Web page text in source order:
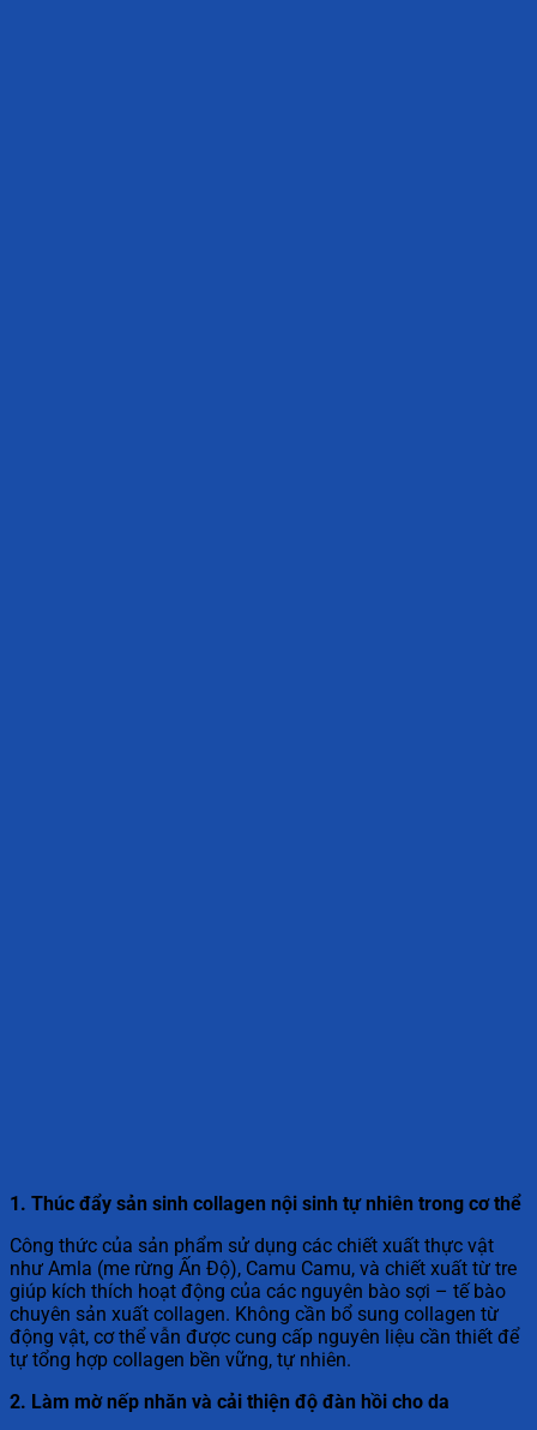
1. Thúc đẩy sản sinh collagen nội sinh tự nhiên trong cơ thể
Công thức của sản phẩm sử dụng các chiết xuất thực vật
như Amla (me rừng Ấn Độ), Camu Camu, và chiết xuất từ tre
giúp kích thích hoạt động của các nguyên bào sợi – tế bào
chuyên sản xuất collagen. Không cần bổ sung collagen từ
động vật, cơ thể vẫn được cung cấp nguyên liệu cần thiết để
tự tổng hợp collagen bền vững, tự nhiên.
2. Làm mờ nếp nhăn và cải thiện độ đàn hồi cho da